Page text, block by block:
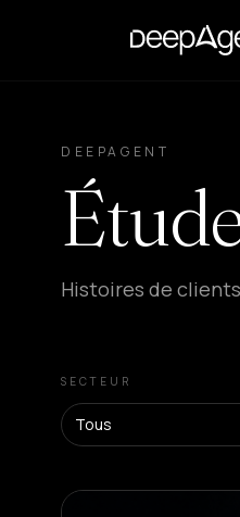
DEEPAGENT
Histoires de
SECTEUR
Tous